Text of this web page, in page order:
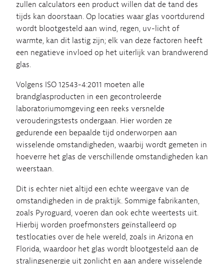
zullen calculators een product willen dat de tand des
tijds kan doorstaan. Op locaties waar glas voortdurend
wordt blootgesteld aan wind, regen, uv-licht of
warmte, kan dit lastig zijn; elk van deze factoren heeft
een negatieve invloed op het uiterlijk van brandwerend
glas.
Volgens ISO 12543-4:2011 moeten alle
brandglasproducten in een gecontroleerde
laboratoriumomgeving een reeks versnelde
verouderingstests ondergaan. Hier worden ze
gedurende een bepaalde tijd onderworpen aan
wisselende omstandigheden, waarbij wordt gemeten in
hoeverre het glas de verschillende omstandigheden kan
weerstaan.
Dit is echter niet altijd een echte weergave van de
omstandigheden in de praktijk. Sommige fabrikanten,
zoals Pyroguard, voeren dan ook echte weertests uit.
Hierbij worden proefmonsters geïnstalleerd op
testlocaties over de hele wereld, zoals in Arizona en
Florida, waardoor het glas wordt blootgesteld aan de
stralingsenergie uit zonlicht en aan andere wisselende